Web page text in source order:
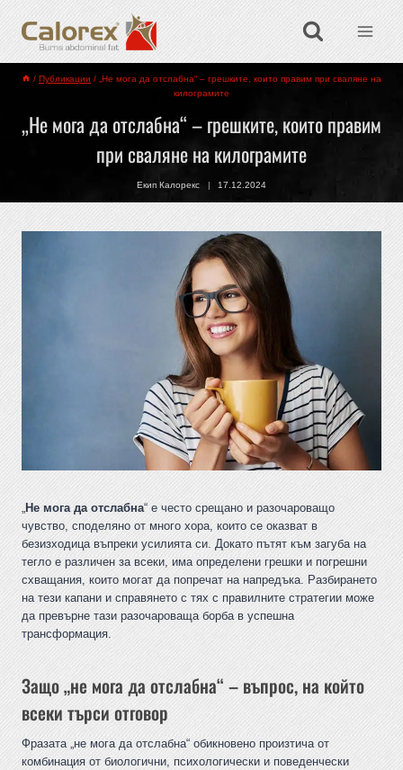
/ Публикации / „Не мога да отслабна“ – грешките, които правим при сваляне на
килограмите
„Не мога да отслабна“ – грешките, които правим
при сваляне на килограмите
Екип Калорекс 17.12.2024
„Не мога да отслабна“ е често срещано и разочароващо
чувство, споделяно от много хора, които се оказват в
безизходица въпреки усилията си. Докато пътят към загуба на
тегло е различен за всеки, има определени грешки и погрешни
схващания, които могат да попречат на напредъка. Разбирането
на тези капани и справянето с тях с правилните стратегии може
да превърне тази разочароваща борба в успешна
трансформация.
Защо „не мога да отслабна“ – въпрос, на който
всеки търси отговор
Фразата „не мога да отслабна“ обикновено произтича от
комбинация от биологични, психологически и поведенчески